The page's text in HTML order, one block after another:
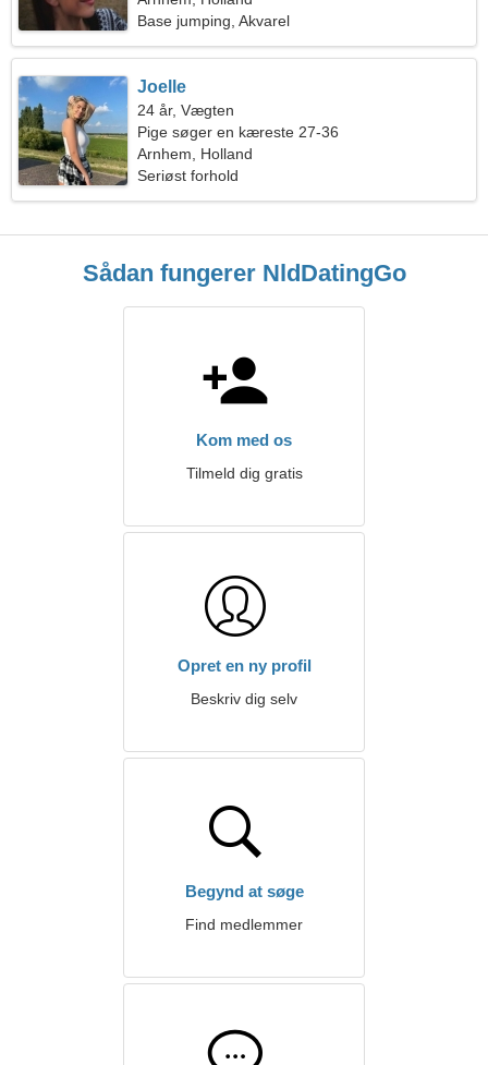
Base jumping, Akvarel
Joelle
24 år, Vægten
Pige søger en kæreste 27-36
Arnhem, Holland
Seriøst forhold
Sådan fungerer NldDatingGo
Kom med os
Tilmeld dig gratis
Opret en ny profil
Beskriv dig selv
Begynd at søge
Find medlemmer